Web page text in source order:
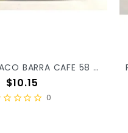
PLASTILINA BACO BARRA CAFE 58 X/100
Precio
$10.15
0